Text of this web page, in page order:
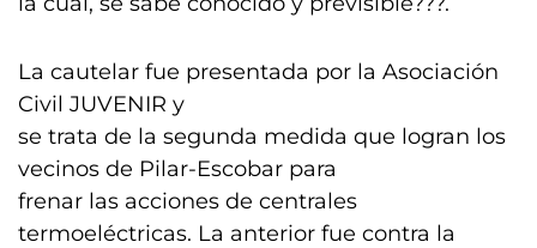
La cautelar fue presentada por la Asociación
Civil JUVENIR y
se trata de la segunda medida que logran los
vecinos de Pilar-Escobar para
frenar las acciones de centrales
termoeléctricas. La anterior fue contra la